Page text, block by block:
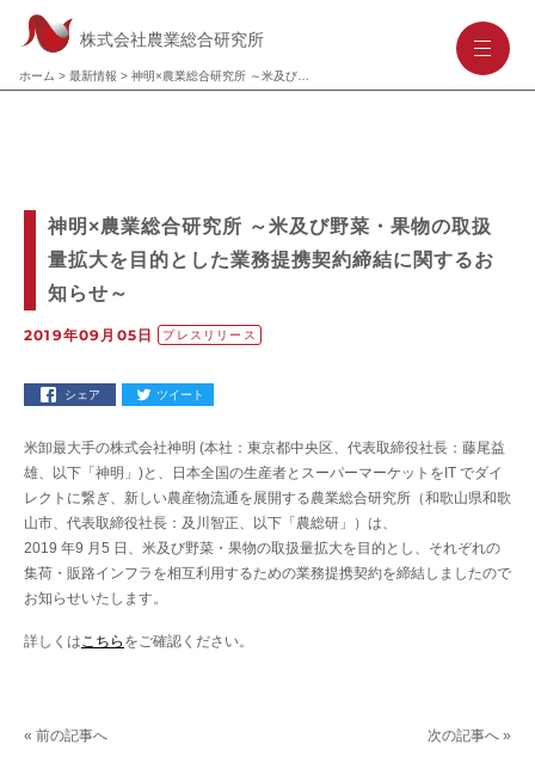
株式会社農業総合研究所
ホーム > 最新情報 >
--
神明×農業総合研究所 ～米及び野菜・果物の取扱
量拡大を目的とした業務提携契約締結に関するお
知らせ～
2019年09月05日 プレスリリース
シェア ツイート
米卸最大手の株式会社神明 (本社：東京都中央区、代表取締役社長：藤尾益
雄、以下「神明」)と、日本全国の生産者とスーパーマーケットをIT でダイ
レクトに繋ぎ、新しい農産物流通を展開する農業総合研究所（和歌山県和歌
山市、代表取締役社長：及川智正、以下「農総研」）は、
2019 年9 月5 日、米及び野菜・果物の取扱量拡大を目的とし、それぞれの
集荷・販路インフラを相互利用するための業務提携契約を締結しましたので
お知らせいたします。
詳しくはこちら をご確認ください。
次の記事へ »
« 前の記事へ